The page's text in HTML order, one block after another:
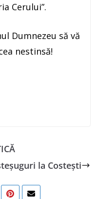
Cerului”.
Dumnezeu să vă
nestinsă!
la Costești